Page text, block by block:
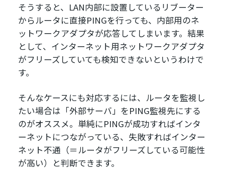
そうすると、LAN内部に設置しているリブーター
からルータに直接PINGを行っても、内部用のネ
ットワークアダプタが応答してしまいます。結果
として、インターネット用ネットワークアダプタ
がフリーズしていても検知できないというわけで
す。
そんなケースにも対応するには、ルータを監視し
たい場合は「外部サーバ」をPING監視先にする
のがオススメ。単純にPINGが成功すればインタ
ーネットにつながっている、失敗すればインター
ネット不通（＝ルータがフリーズしている可能性
が高い）と判断できます。